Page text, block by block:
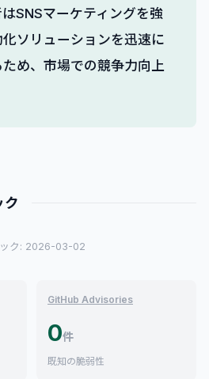
SNSマーケティングを強
ソリューションを迅速に
め、市場での競争力向上
ク
ク: 2026-03-02
GitHub Advisories
0件
既知の脆弱性